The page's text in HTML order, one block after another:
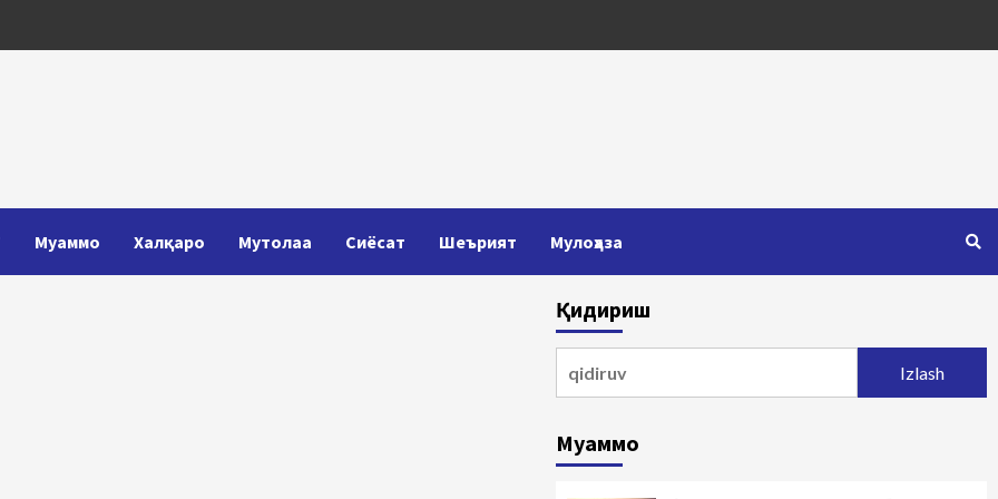
Муаммо Халқаро Мутолаа Сиёсат Шеърият Мулоҳаза
Қидириш
Муаммо